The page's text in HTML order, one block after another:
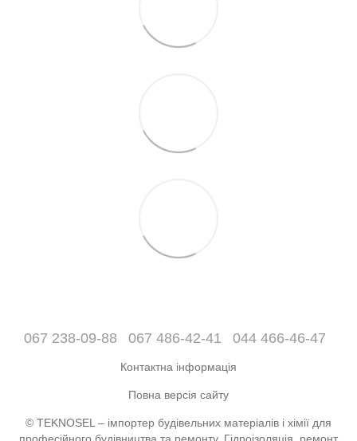
067 238-09-88 067 486-42-41 044 466-46-47
Контактна інформація
Повна версія сайту
© TEKNOSEL – імпортер будівельних матеріалів і хімії для